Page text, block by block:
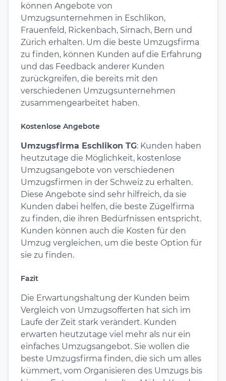
können Angebote von
Umzugsunternehmen in Eschlikon,
Frauenfeld, Rickenbach, Sirnach, Bern und
Zürich erhalten. Um die beste Umzugsfirma
zu finden, können Kunden auf die Erfahrung
und das Feedback anderer Kunden
zurückgreifen, die bereits mit den
verschiedenen Umzugsunternehmen
zusammengearbeitet haben.
Kostenlose Angebote
Umzugsfirma Eschlikon TG: Kunden haben
heutzutage die Möglichkeit, kostenlose
Umzugsangebote von verschiedenen
Umzugsfirmen in der Schweiz zu erhalten.
Diese Angebote sind sehr hilfreich, da sie
Kunden dabei helfen, die beste Zügelfirma
zu finden, die ihren Bedürfnissen entspricht.
Kunden können auch die Kosten für den
Umzug vergleichen, um die beste Option für
sie zu finden.
Fazit
Die Erwartungshaltung der Kunden beim
Vergleich von Umzugsofferten hat sich im
Laufe der Zeit stark verändert. Kunden
erwarten heutzutage viel mehr als nur ein
einfaches Umzugsangebot. Sie wollen die
beste Umzugsfirma finden, die sich um alles
kümmert, vom Organisieren des Umzugs bis